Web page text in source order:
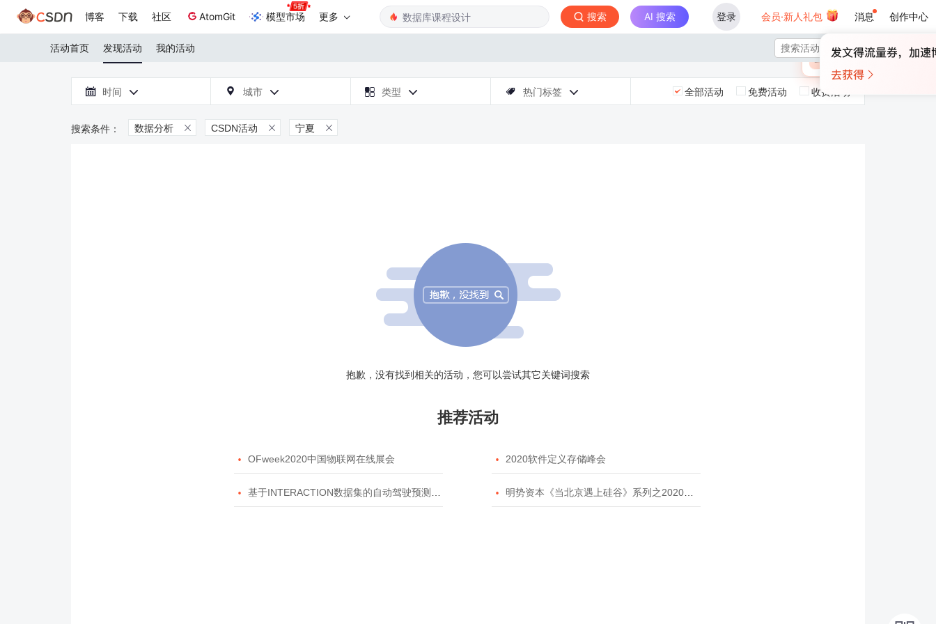
博客 下载 社区 AtomGit 模型市场 更多 搜索 AI 搜索 登录 会员·新人礼包 消息 创作中心
×
🎁
未登录
活动首页 发现活动 我的活动 
 时间   城市   类型   热门标签  全部活动 免费活动 收费活动
数据分析  CSDN活动  宁夏 
抱歉，没有找到相关的活动，您可以尝试其它关键词搜索
推荐活动
 OFweek2020中国物联网在线展会  2020软件定义存储峰会
 基于INTERACTION数据集的自动驾驶预测模型挑战赛  明势资本《当北京遇上硅谷》系列之2020年度开源峰会